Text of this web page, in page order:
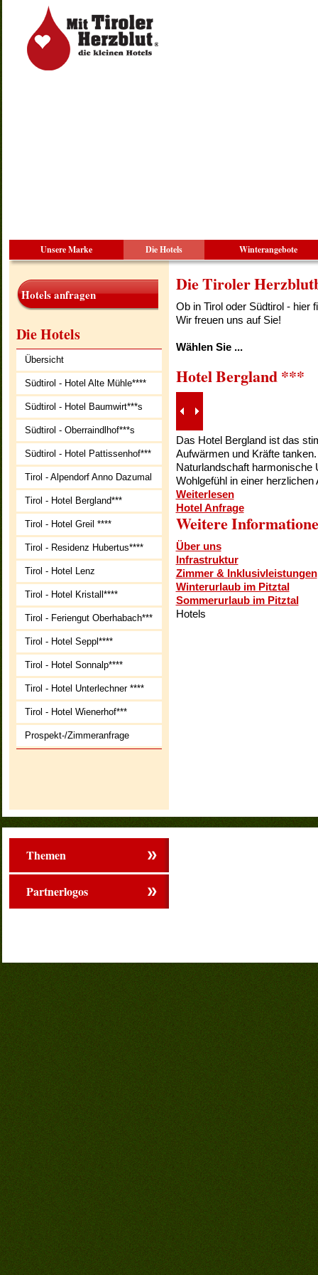
Unsere Marke Die Hotels Winterangebote
Hotels anfragen
Die Hotels
Übersicht
Südtirol - Hotel Alte Mühle****
Südtirol - Hotel Baumwirt***s
Südtirol - Oberraindlhof***s
Südtirol - Hotel Pattissenhof***
Tirol - Alpendorf Anno Dazumal
Tirol - Hotel Bergland***
Tirol - Hotel Greil ****
Tirol - Residenz Hubertus****
Tirol - Hotel Lenz
Tirol - Hotel Kristall****
Tirol - Feriengut Oberhabach***
Tirol - Hotel Seppl****
Tirol - Hotel Sonnalp****
Tirol - Hotel Unterlechner ****
Tirol - Hotel Wienerhof***
Prospekt-/Zimmeranfrage
Die Tiroler
Ob in Tirol oder Südtirol - hier
Wir freuen uns auf Sie!
Wählen Sie ...
Hotel Bergland ***
Das Hotel Bergland ist das
Aufwärmen und Kräfte
Naturlandschaft harmonische
Wohlgefühl in einer
Weiterlesen
Hotel Anfrage
Weitere
Über uns
Infrastruktur
Zimmer & Inklusivleistungen
Winterurlaub im Pitztal
Sommerurlaub im Pitztal
Hotels
Themen
Partnerlogos